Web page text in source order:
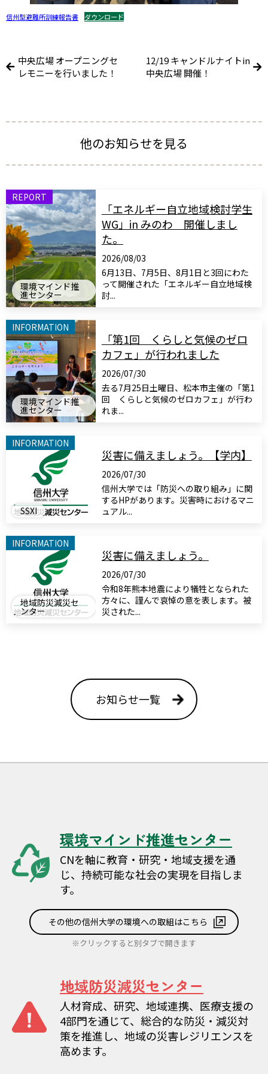
信州型避難所訓練報告書 ダウンロード
中央広場 オープニングセ
レモニーを行いました！
12/19 キャンドルナイトin
中央広場 開催！
他のお知らせを見る
環境マインド推
進センター
REPORT
「エネルギー自立地域検討学生
WG」in みのわ 開催しまし
た。
2026/08/03
6月13日、7月5日、8月1日と3回にわた
って開催された「エネルギー自立地域検
討...
環境マインド推
進センター
INFORMATION
「第1回 くらしと気候のゼロ
カフェ」が行われました
2026/07/30
去る7月25日土曜日、松本市主催の「第1
回 くらしと気候のゼロカフェ」が行わ
れま...
SSXI
INFORMATION
災害に備えましょう。【学内】
2026/07/30
信州大学では「防災への取り組み」に関
するHPがあります。災害時におけるマニ
ュアル...
地域防災減災セ
ンター
INFORMATION
災害に備えましょう。
2026/07/30
令和8年熊本地震により犠牲となられた
方々に、謹んで哀悼の意を表します。被
災された...
お知らせ一覧
環境マインド推進センター
CNを軸に教育・研究・地域支援を通
じ、持続可能な社会の実現を目指しま
す。
その他の信州大学の環境への取組はこちら
※クリックすると別タブで開きます
地域防災減災センター
人材育成、研究、地域連携、医療支援の
4部門を通じて、総合的な防災・減災対
策を推進し、地域の災害レジリエンスを
高めます。